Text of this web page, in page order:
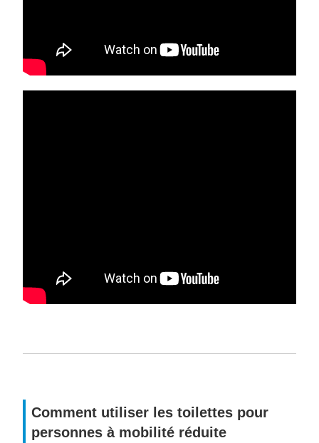
Comment utiliser les toilettes pour
personnes à mobilité réduite